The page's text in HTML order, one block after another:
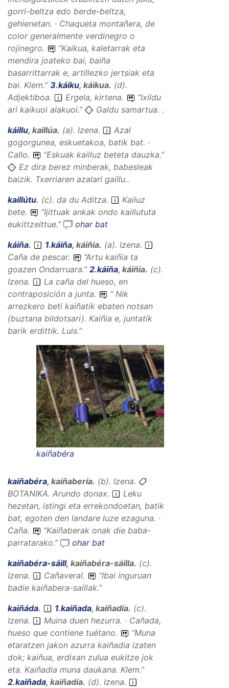
gorri-beltza edo berde-beltza,
gehienetan. · Chaqueta montañera, de
color generalmente verdinegro o
rojinegro.
“Kaikua, kaletarrak eta
mendira joateko bai, baiña
basarrittarrak e, artillezko jertsiak eta
bai. Klem.” 3.káiku, káikua. (d).
Adjektiboa. Ergela, kirtena. “Ixildu
ari kaikuoi alakuoi.”
Galdu samartua. .
káillu, kaillúa. (a). Izena.
Azal
gogorgunea, eskuetakoa, batik bat. ·
Callo.
“Eskuak kailluz beteta dauzka.”
Ez dira berez minberak, babesleak
baizik. Txerriaren azalari gaillu..
kaillútu. (c). da du Aditza.
Kailuz
bete.
“Ijittuak ankak ondo kaillututa
eukittzeittue.”
ohar bat
káiña. 1.káiña, káiñia. (a). Izena.
Caña de pescar.
“Artu kaiñia ta
goazen Ondarruara.” 2.káiña, káiñia. (c).
Izena.
La caña del hueso, en
contraposición a junta.
“Nik
arrezkero beti kaiñatik ebaten notsan
(buztana bildotsari). Kaiñia e, juntatik
barik erdittik. Luis.”
kaiñabéra
kaiñabéra, kaiñabería. (b). Izena.
BOTANIKA. Arundo donax.
Leku
hezetan, istingi eta errekondoetan, batik
bat, egoten den landare luze ezaguna. ·
Caña.
“Kaiñaberak onak die baba-
parratarako.”
ohar bat
kaiñabéra-sáill, kaiñabéra-sáilla. (c).
Izena. Cañaveral. “Ibai inguruan
badie kaiñabera-saillak.”
kaiñáda. 1.kaiñada, kaiñadía. (c).
Izena.
Muina duen hezurra. · Cañada,
hueso que contiene tuétano.
“Muna
etaratzen jakon azurra kaiñadia izaten
dok; kaiñua, erdixan zulua eukitze jok
eta. Kaiñadia muna daukana. Klem.”
2.kaiñada, kaiñadía. (d). Izena.